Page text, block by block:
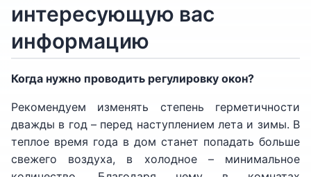
интересующую вас
информацию
Когда нужно проводить регулировку окон?
Рекомендуем изменять степень герметичности
дважды в год – перед наступлением лета и зимы. В
теплое время года в дом станет попадать больше
свежего воздуха, в холодное – минимальное